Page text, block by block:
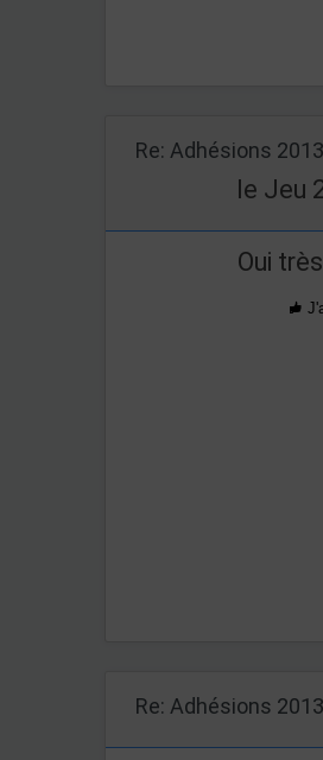
Re: Adhésions 2013
le Jeu
Oui
Re: Adhésions 2013